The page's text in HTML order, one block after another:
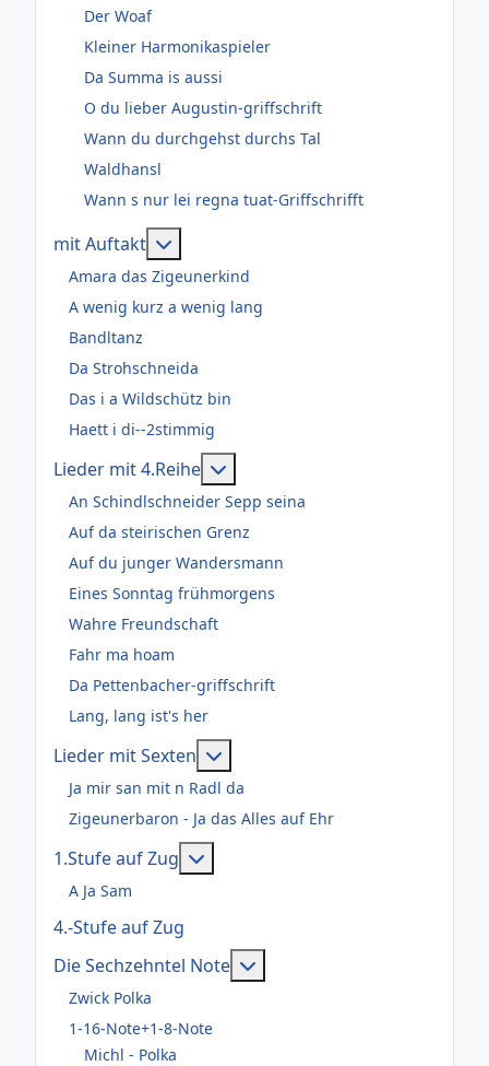
Der Woaf
Kleiner Harmonikaspieler
Da Summa is aussi
O du lieber Augustin-griffschrift
Wann du durchgehst durchs Tal
Waldhansl
Wann s nur lei regna tuat-Griffschrifft
mit Auftakt
Amara das Zigeunerkind
A wenig kurz a wenig lang
Bandltanz
Da Strohschneida
Das i a Wildschütz bin
Haett i di--2stimmig
Lieder mit 4.Reihe
An Schindlschneider Sepp seina
Auf da steirischen Grenz
Auf du junger Wandersmann
Eines Sonntag frühmorgens
Wahre Freundschaft
Fahr ma hoam
Da Pettenbacher-griffschrift
Lang, lang ist's her
Lieder mit Sexten
Ja mir san mit n Radl da
Zigeunerbaron - Ja das Alles auf Ehr
1.Stufe auf Zug
A Ja Sam
4.-Stufe auf Zug
Die Sechzehntel Note
Zwick Polka
1-16-Note+1-8-Note
Michl - Polka